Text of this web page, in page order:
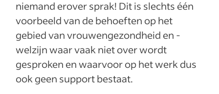
niemand erover sprak! Dit is slechts één
voorbeeld van de behoeften op het
gebied van vrouwengezondheid en -
welzijn waar vaak niet over wordt
gesproken en waarvoor op het werk dus
ook geen support bestaat.